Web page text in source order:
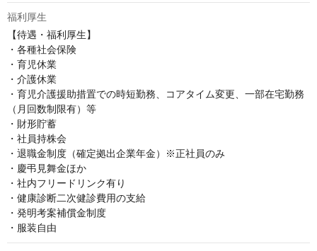
福利厚生
【待遇・福利厚生】
・各種社会保険
・育児休業
・介護休業
・育児介護援助措置での時短勤務、コアタイム変更、一部在宅勤務
（月回数制限有）等
・財形貯蓄
・社員持株会
・退職金制度（確定拠出企業年金）※正社員のみ
・慶弔見舞金ほか
・社内フリードリンク有り
・健康診断二次健診費用の支給
・発明考案補償金制度
・服装自由